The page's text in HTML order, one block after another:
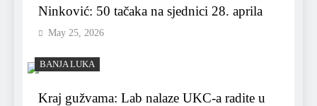
Ninković: 50 tačaka na sjednici 28. aprila
May 25, 2026
BANJA LUKA
Kraj gužvama: Lab nalaze UKC-a radite u